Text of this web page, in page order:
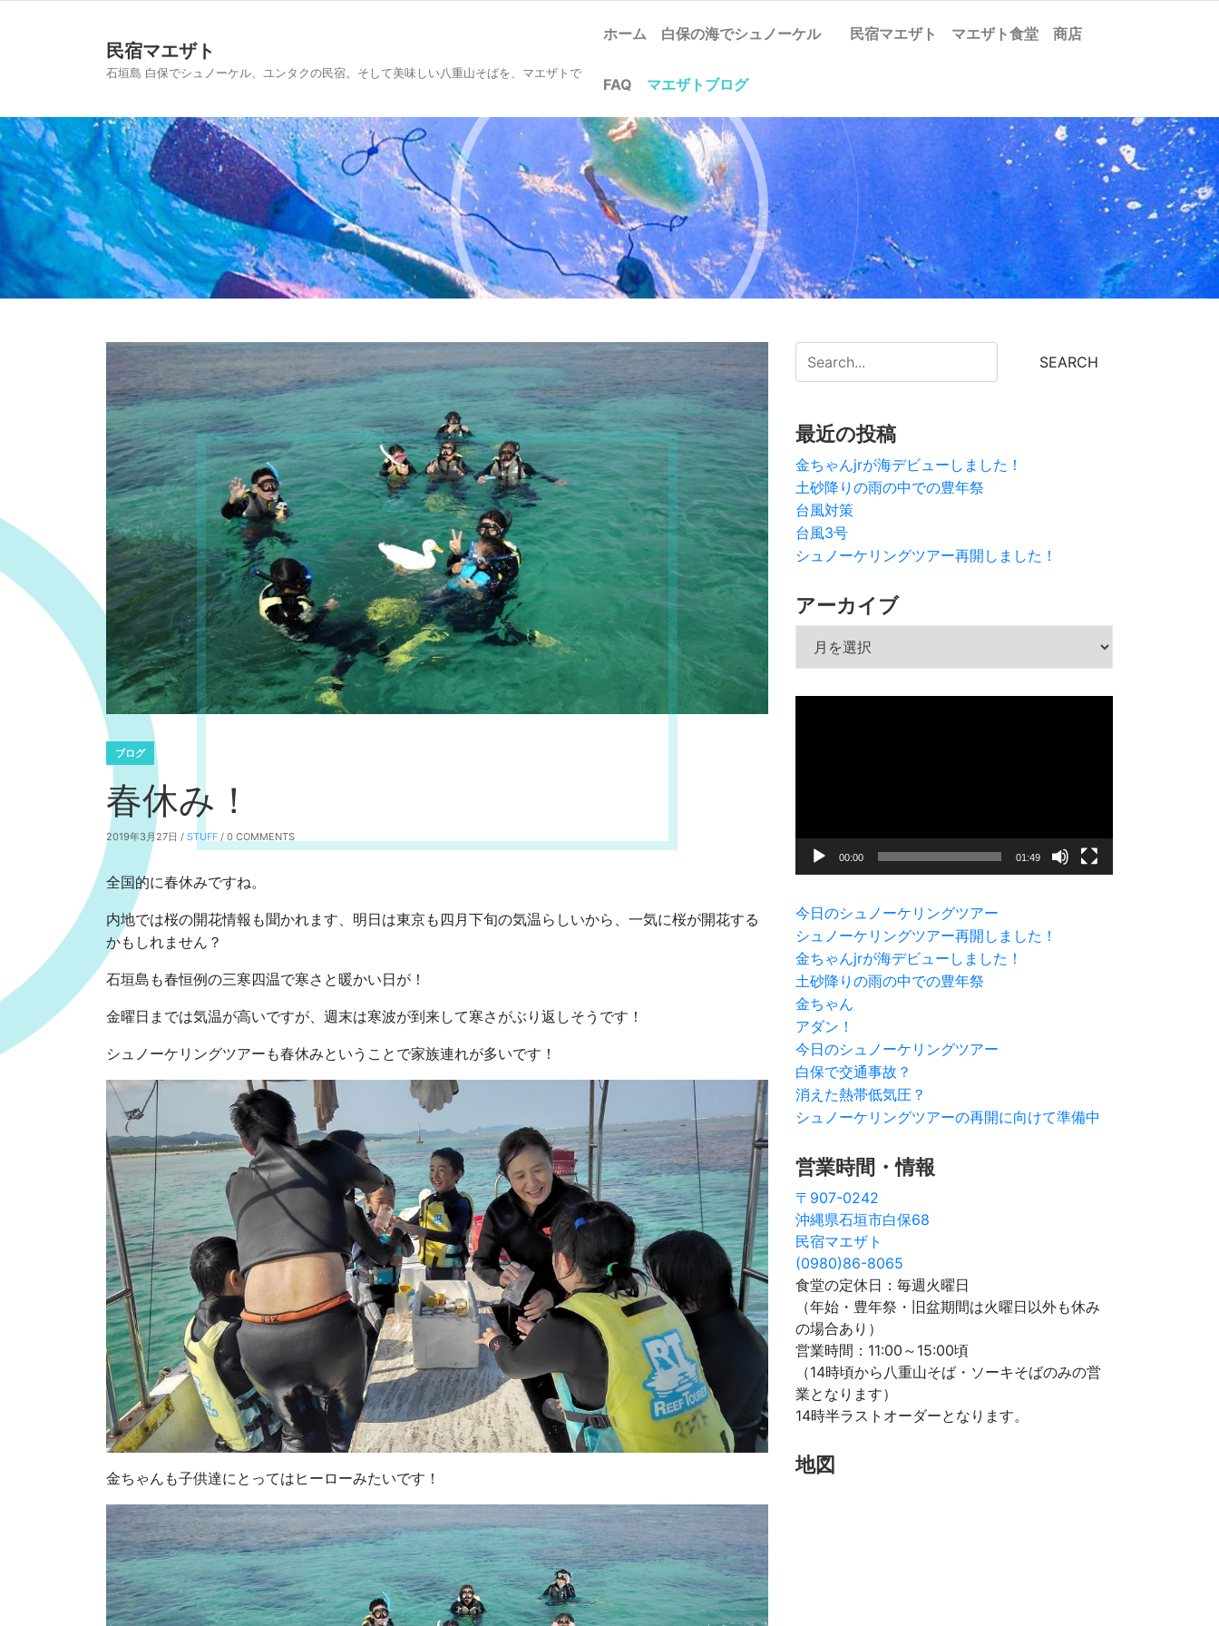
民宿マエザト
石垣島 白保でシュノーケル、ユンタクの民宿。そして美味しい八重山そばを、マエザトで
ホーム 白保の海でシュノーケル 民宿マエザト マエザト食堂 商店
FAQ マエザトブログ
ブログ
春休み！
2019年3月27日 / STUFF / 0 COMMENTS
全国的に春休みですね。
内地では桜の開花情報も聞かれます、明日は東京も四月下旬の気温らしいから、一気に桜が開花する
かもしれません？
石垣島も春恒例の三寒四温で寒さと暖かい日が！
金曜日までは気温が高いですが、週末は寒波が到来して寒さがぶり返しそうです！
シュノーケリングツアーも春休みということで家族連れが多いです！
金ちゃんも子供達にとってはヒーローみたいです！
最近の投稿
金ちゃんjrが海デビューしました！
土砂降りの雨の中での豊年祭
台風対策
台風3号
シュノーケリングツアー再開しました！
アーカイブ
ー
00:00 01:49
今日のシュノーケリングツアー
シュノーケリングツアー再開しました！
金ちゃんjrが海デビューしました！
土砂降りの雨の中での豊年祭
金ちゃん
アダン！
今日のシュノーケリングツアー
白保で交通事故？
消えた熱帯低気圧？
シュノーケリングツアーの再開に向けて準備中
営業時間・情報
〒907-0242
沖縄県石垣市白保68
民宿マエザト
(0980)86-8065
食堂の定休日：毎週火曜日
（年始・豊年祭・旧盆期間は火曜日以外も休み
の場合あり）
営業時間：11:00～15:00頃
（14時頃から八重山そば・ソーキそばのみの営
業となります）
14時半ラストオーダーとなります。
地図